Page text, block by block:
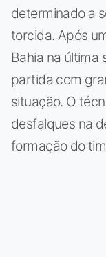
determinado a
torcida. Após
Bahia na última
partida com
situação. O
desfalques na
formação do